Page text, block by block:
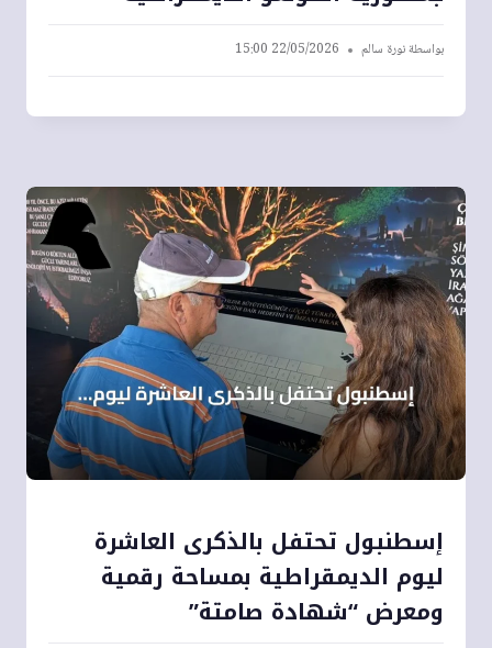
بواسطةنورة سالم 22/05/2026 15:00
إسطنبول تحتفل بالذكرى العاشرة
ليوم الديمقراطية بمساحة رقمية
ومعرض “شهادة صامتة”